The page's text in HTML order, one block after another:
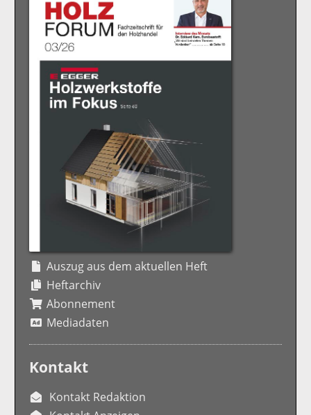
Auszug aus dem aktuellen Heft
Heftarchiv
Abonnement
Mediadaten
Kontakt
Kontakt Redaktion